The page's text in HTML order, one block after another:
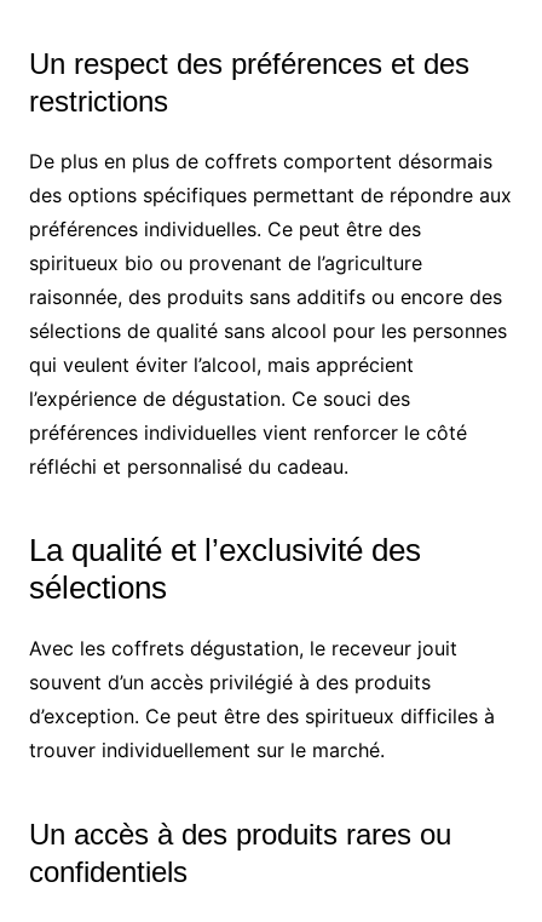
Un respect des préférences et des
restrictions
De plus en plus de coffrets comportent désormais
des options spécifiques permettant de répondre aux
préférences individuelles. Ce peut être des
spiritueux bio ou provenant de l’agriculture
raisonnée, des produits sans additifs ou encore des
sélections de qualité sans alcool pour les personnes
qui veulent éviter l’alcool, mais apprécient
l’expérience de dégustation. Ce souci des
préférences individuelles vient renforcer le côté
réfléchi et personnalisé du cadeau.
La qualité et l’exclusivité des
sélections
Avec les coffrets dégustation, le receveur jouit
souvent d’un accès privilégié à des produits
d’exception. Ce peut être des spiritueux difficiles à
trouver individuellement sur le marché.
Un accès à des produits rares ou
confidentiels